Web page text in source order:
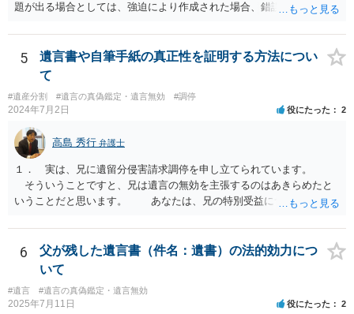
題が出る場合としては、強迫により作成された場合、錯誤（勘違い）
すが、弁護士に作成を依頼する場合は、１０～数十万円程度になるケ
ースが多いと思います。 報酬体系は、弁護士ごとに異なりますので一
律の基準はありません。
5
遺言書や自筆手紙の真正性を証明する方法につい
て
#遺産分割 #遺言の真偽鑑定・遺言無効 #調停
2024年7月2日 役にたった 2
高島 秀行 弁護士
１． 実は、兄に遺留分侵害請求調停を申し立てられています。
そういうことですと、兄は遺言の無効を主張するのはあきらめたと
いうことだと思います。 あなたは、兄の特別受益について立証し
詳しい事情を話して相談された方がよいと思います。
6
父が残した遺言書（件名：遺書）の法的効力につ
いて
#遺言 #遺言の真偽鑑定・遺言無効
2025年7月11日 役にたった 2